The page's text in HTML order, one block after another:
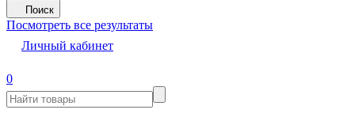
Поиск
Посмотреть все результаты
Личный кабинет
0